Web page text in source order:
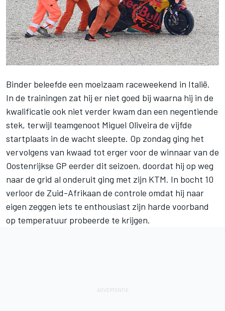
Binder beleefde een moeizaam raceweekend in Italië.
In de trainingen zat hij er niet goed bij waarna hij in de
kwalificatie ook niet verder kwam dan een negentiende
stek, terwijl teamgenoot Miguel Oliveira de vijfde
startplaats in de wacht sleepte. Op zondag ging het
vervolgens van kwaad tot erger voor de winnaar van de
Oostenrijkse GP eerder dit seizoen, doordat hij op weg
naar de grid al onderuit ging met zijn KTM. In bocht 10
verloor de Zuid-Afrikaan de controle omdat hij naar
eigen zeggen iets te enthousiast zijn harde voorband
op temperatuur probeerde te krijgen.